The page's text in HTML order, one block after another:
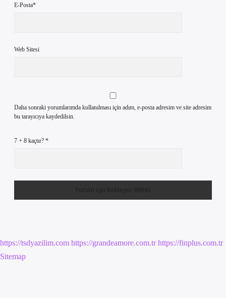
E-Posta*
Web Sitesi
Daha sonraki yorumlarımda kullanılması için adım, e-posta adresim ve site adresim
bu tarayıcıya kaydedilsin.
7 + 8 kaçtır? *
https://tsdyazilim.com https://grandeamore.com.tr https://finplus.com.tr
Sitemap